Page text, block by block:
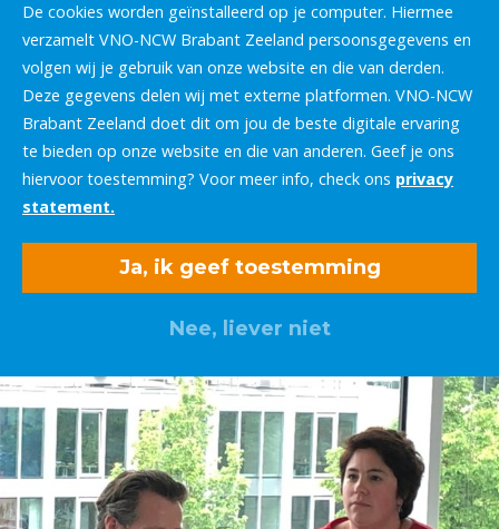
De cookies worden geïnstalleerd op je computer. Hiermee
verzamelt VNO-NCW Brabant Zeeland persoonsgegevens en
volgen wij je gebruik van onze website en die van derden.
Deze gegevens delen wij met externe platformen. VNO-NCW
Brabant Zeeland doet dit om jou de beste digitale ervaring
te bieden op onze website en die van anderen. Geef je ons
hiervoor toestemming? Voor meer info, check ons privacy
statement.
Ja, ik geef toestemming
Nee, liever niet